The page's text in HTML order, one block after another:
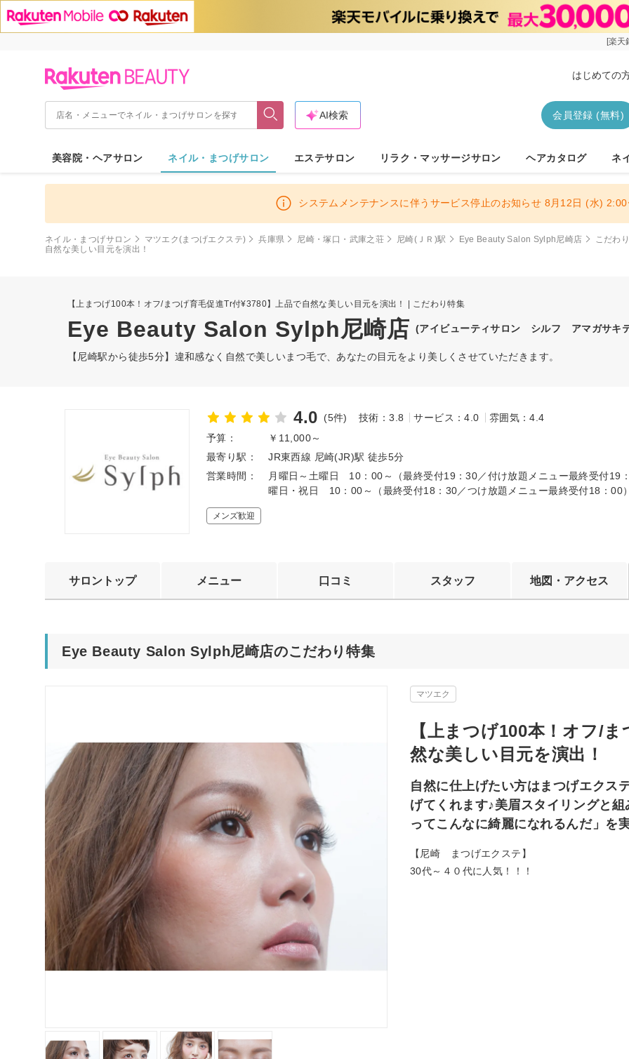
[楽天
はじめての
会員登録 (無料)
AI検索
美容院・ヘアサロン ネイル・まつげサロン エステサロン リラク・マッサージサロン ヘアカタログ ネ
システムメンテナンスに伴うサービス停止のお知らせ 8月12日 (水)
ネイル・まつげサロン マツエク(まつげエクステ) 兵庫県 尼崎・塚口・武庫之荘 尼崎(ＪＲ)駅 Eye Beauty Salon Sylph尼崎店
こだわ
自然な美しい目元を演出！
【上まつげ100本！オフ/まつげ育毛促進Tr付¥3780】上品で自然な美しい目元を演出！ | こだわり特集
Eye Beauty Salon Sylph尼崎店 (アイビューティサロン シルフ アマガサキ
【尼崎駅から徒歩5分】違和感なく自然で美しいまつ毛で、あなたの目元をより美しくさせていただきます。
4.0 (5件) 技術：3.8 サービス：4.0
雰囲気：4.4
予算：
￥11,000～
最寄り駅：
JR東西線 尼崎(JR)駅 徒歩5分
営業時間：
月曜日～土曜日 10：00～（最終受付19：30／付け放題メニュー最終受付
曜日・祝日 10：00～（最終受付18：30／つけ放題メニュー最終受付18：00
メンズ歓迎
サロントップ メニュー 口コミ スタッフ 地図・アクセス
Eye Beauty Salon Sylph尼崎店のこだわり特集
マツエク
【上まつげ100本！オフ/
然な美しい目元を演出！
自然に仕上げたい方はまつげエク
げてくれます♪美眉スタイリングと
ってこんなに綺麗になれるんだ」を
【尼崎 まつげエクステ】
30代～４０代に人気！！！